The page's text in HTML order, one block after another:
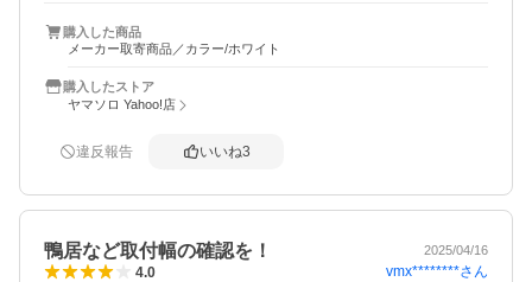
必要なだけで簡単です。ドアも勿論閉められますし安心感
もあり、多少高くてもこちらの方がやはり良いです。
購入した商品
メーカー取寄商品／カラー/ホワイト
購入したストア
ヤマソロ Yahoo!店
違反報告 いいね3
鴨居など取付幅の確認を！ 2025/04/16
4.0 vmx********さん